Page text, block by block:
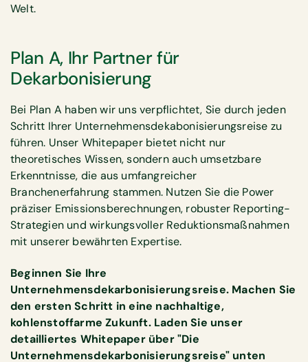
Welt.
Plan A, Ihr Partner für
Dekarbonisierung
Bei Plan A haben wir uns verpflichtet, Sie durch jeden
Schritt Ihrer Unternehmensdekabonisierungsreise zu
führen. Unser Whitepaper bietet nicht nur
theoretisches Wissen, sondern auch umsetzbare
Erkenntnisse, die aus umfangreicher
Branchenerfahrung stammen. Nutzen Sie die Power
präziser Emissionsberechnungen, robuster Reporting-
Strategien und wirkungsvoller Reduktionsmaßnahmen
mit unserer bewährten Expertise.
Beginnen Sie Ihre
Unternehmensdekarbonisierungsreise. Machen Sie
den ersten Schritt in eine nachhaltige,
kohlenstoffarme Zukunft. Laden Sie unser
detailliertes Whitepaper über "Die
Unternehmensdekarbonisierungsreise" unten